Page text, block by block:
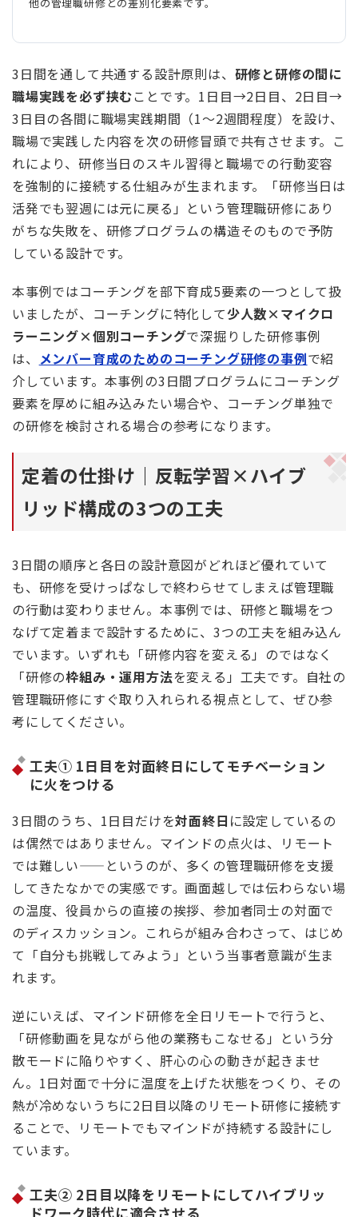
3日間を通して共通する設計原則は、 研修と研修の間に
職場実践を必ず挟むことです。1日目→2日目、2日目→
3日目の各間に職場実践期間（1〜2週間程度）を設け、
職場で実践した内容を次の研修冒頭で共有させます。こ
れにより、研修当日のスキル習得と職場での行動変容
を強制的に接続する仕組みが生まれます。「研修当日は
活発でも翌週には元に戻る」という管理職研修にあり
がちな失敗を、研修プログラムの構造そのもので予防
している設計です。
本事例ではコーチングを部下育成5要素の一つとして扱
いましたが、コーチングに特化して少人数×マイクロ
ラーニング×個別コーチングで深掘りした研修事例
は、 メンバー育成のためのコーチング研修の事例で紹
介しています。本事例の3日間プログラムにコーチング
要素を厚めに組み込みたい場合や、コーチング単独で
の研修を検討される場合の参考になります。
定着の仕掛け｜反転学習×ハイブ
リッド構成の3つの工夫
3日間の順序と各日の設計意図がどれほど優れていて
も、研修を受けっぱなしで終わらせてしまえば管理職
の行動は変わりません。本事例では、研修と職場をつ
なげて定着まで設計するために、3つの工夫を組み込ん
でいます。いずれも「研修内容を変える」のではなく
「研修の枠組み・運用方法を変える」工夫です。自社の
管理職研修にすぐ取り入れられる視点として、ぜひ参
考にしてください。
工夫① 1日目を対面終日にしてモチベーション
に火をつける
3日間のうち、1日目だけを対面終日 に設定しているの
は偶然ではありません。マインドの点火は、リモート
では難しい——というのが、多くの管理職研修を支援
してきたなかでの実感です。画面越しでは伝わらない場
の温度、役員からの直接の挨拶、参加者同士の対面で
のディスカッション。これらが組み合わさって、はじめ
て「自分も挑戦してみよう」という当事者意識が生ま
れます。
逆にいえば、マインド研修を全日リモートで行うと、
「研修動画を見ながら他の業務もこなせる」という分
散モードに陥りやすく、肝心の心の動きが起きませ
ん。1日対面で十分に温度を上げた状態をつくり、その
熱が冷めないうちに2日目以降のリモート研修に接続す
ることで、リモートでもマインドが持続する設計にし
ています。
工夫② 2日目以降をリモートにしてハイブリッ
ドワーク時代に適合させる